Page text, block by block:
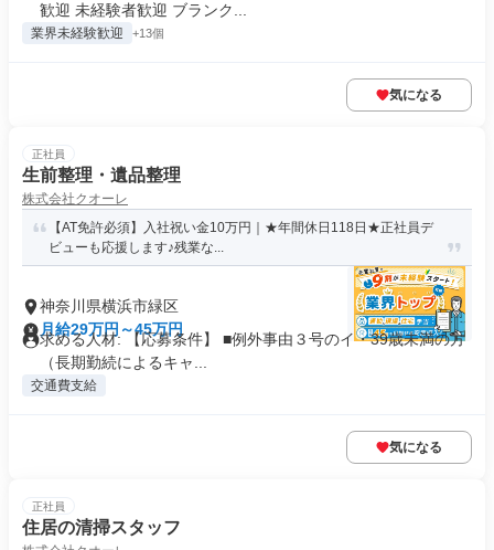
歓迎 未経験者歓迎 ブランク...
業界未経験歓迎 +13個
気になる
正社員
生前整理・遺品整理
株式会社クオーレ
【AT免許必須】入社祝い金10万円｜★年間休日118日★正社員デ
ビューも応援します♪残業な...
神奈川県横浜市緑区
月給29万円～45万円
求める人材: 【応募条件】 ■例外事由３号のイ・39歳未満の方
（長期勤続によるキャ...
交通費支給
気になる
正社員
住居の清掃スタッフ